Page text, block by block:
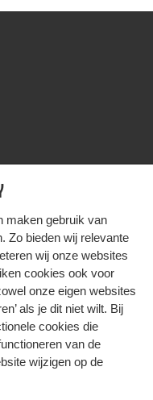
maken gebruik van
Zo bieden wij relevante
wij onze websites
cookies ook voor
onze eigen websites
als je dit niet wilt. Bij
cookies die
van de
wijzigen op de
enInstagram
SAMEN